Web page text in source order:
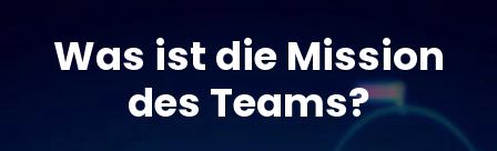
Was ist die Mission
des Teams?